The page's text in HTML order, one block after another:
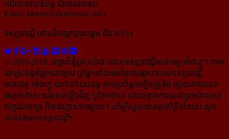
ការិយាល័យនិពន្ធ ជាខេមរភាសា
Email: khmer@monoroom.info
ទស្សនាវដ្ដី​ នៅលើបណ្ដាញសង្គម និង RSS៖
© 2005-2018, រក្សាសិទ្ធិគ្រប់យ៉ាង ដោយទស្សនាវដ្ដី​មនោរម្យ.អាំងហ្វូ។ ហាម​
ដក​ស្រង់​នូវ​ផ្នែក​ណា​មួយ​ ឬ​ផ្នែក​ទាំង​អស់​នៃ​ការ​ផ្សាយ​របស់​ទស្សនាវដ្ដី​​
មនោរម្យ.អាំងហ្វូ យក​ទៅ​​បោះពុម្ព តាម​ប្រព័ន្ធ​អេឡិច​ត្រូនិច ផ្សាយ​តាម​រលក​
ធាតុអាកាស សរសេរ​ឡើង​វិញ ឬ​ចែក​ចាយ​ ដោយ​គ្មាន​ការ​យល់ព្រមជា​លាយ​
លក្ខណ៍​អក្សរ​ ពី​ចាងហ្វាង​ការ​ផ្សាយ​។ ដើម្បី​ទទួល​បាននូវសិទ្ធិ​ទាំងនេះ សូម​
ទាក់​ទង​មក​ទស្សនាវដ្ដី។